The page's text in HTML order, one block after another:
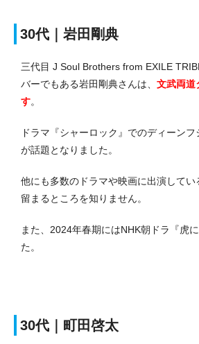
30代｜岩田剛典
三代目 J Soul Brothers from EXILE
バーでもある岩田剛典さんは、 文武両道
す。
ドラマ『シャーロック』でのディーン
が話題となりました。
他にも多数のドラマや映画に出演してい
留まるところを知りません。
また、2024年春期にはNHK朝ドラ『虎
た。
30代｜町田啓太